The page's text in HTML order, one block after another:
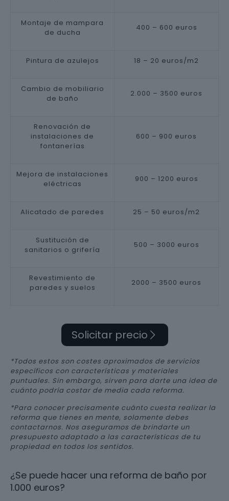
Montaje de mampara
de ducha
400 – 600 euros
Pintura de azulejos 18 – 20 euros/m2
Cambio de mobiliario
de baño
2.000 – 3500 euros
Renovación de
instalaciones de
fontanerías
600 – 900 euros
Mejora de instalaciones
eléctricas
900 – 1200 euros
Alicatado de paredes 25 – 50 euros/m2
Sustitución de
sanitarios o grifería
500 – 3000 euros
Revestimiento de
paredes y suelos
2000 – 3500 euros
Solicitar precio
*Todos estos son costes aproximados de servicios
específicos con características y materiales
puntuales. Sin embargo, sirven para darte una idea de
cuánto podría costar de media cada reforma.
*Para conocer precisamente cuánto cuesta realizar la
reforma que tienes en mente, solamente debes
contactarnos. Nos aseguramos de brindarte un
presupuesto adaptado a las características de tu
propiedad en todos los sentidos.
¿Se puede hacer una reforma de baño por
1.000 euros?